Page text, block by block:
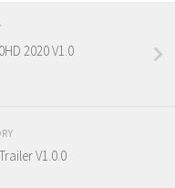
2020 V1.0
V1.0.0